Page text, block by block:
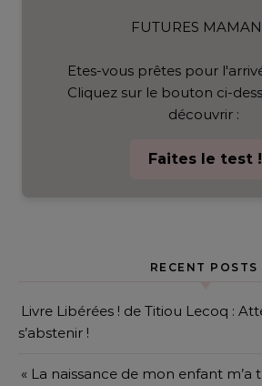
FUTURES
Etes-vous prêtes pour
Cliquez sur le bouton ci-
découvrir :
Faites le test !
RECENT POSTS
Livre Libérées ! de Titiou Lecoq :
s’abstenir !
« La naissance de mon enfant m’a